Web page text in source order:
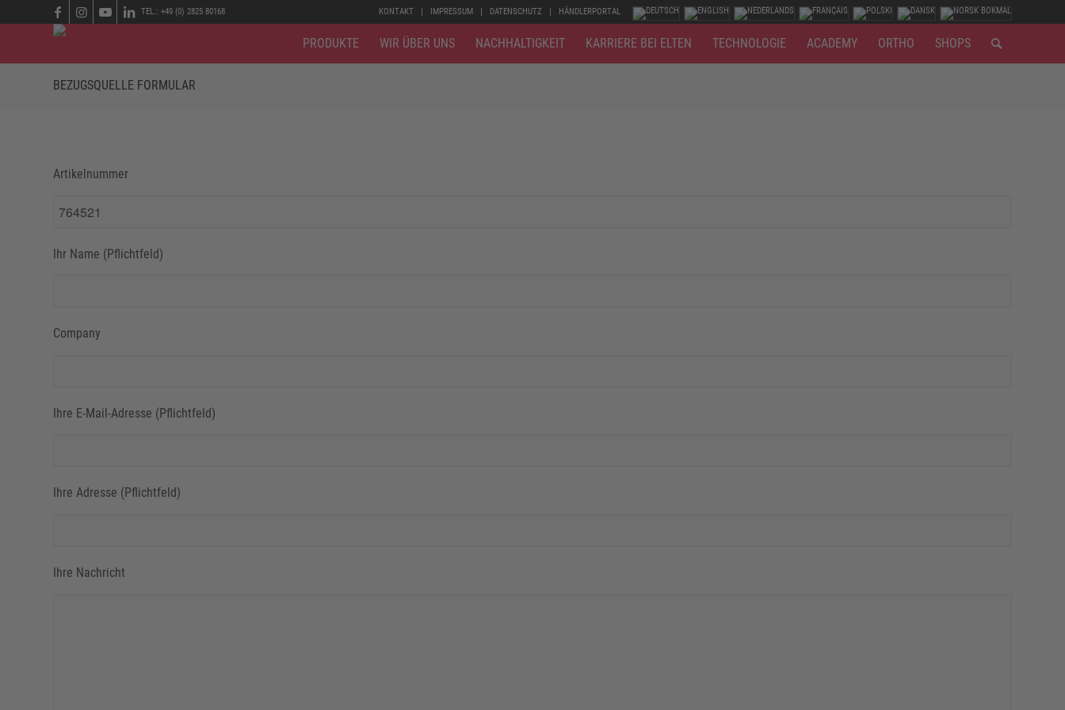
KONTAKT IMPRESSUM DATENSCHUTZ HÄNDLERPORTAL
TEL.: +49 (0) 2825 80168
PRODUKTE WIR ÜBER UNS NACHHALTIGKEIT KARRIERE BEI ELTEN TECHNOLOGIE ACADEMY ORTHO SHOPS
BEZUGSQUELLE FORMULAR
Artikelnummer
Ihr Name (Pflichtfeld)
Company
Ihre E-Mail-Adresse (Pflichtfeld)
Ihre Adresse (Pflichtfeld)
Ihre Nachricht